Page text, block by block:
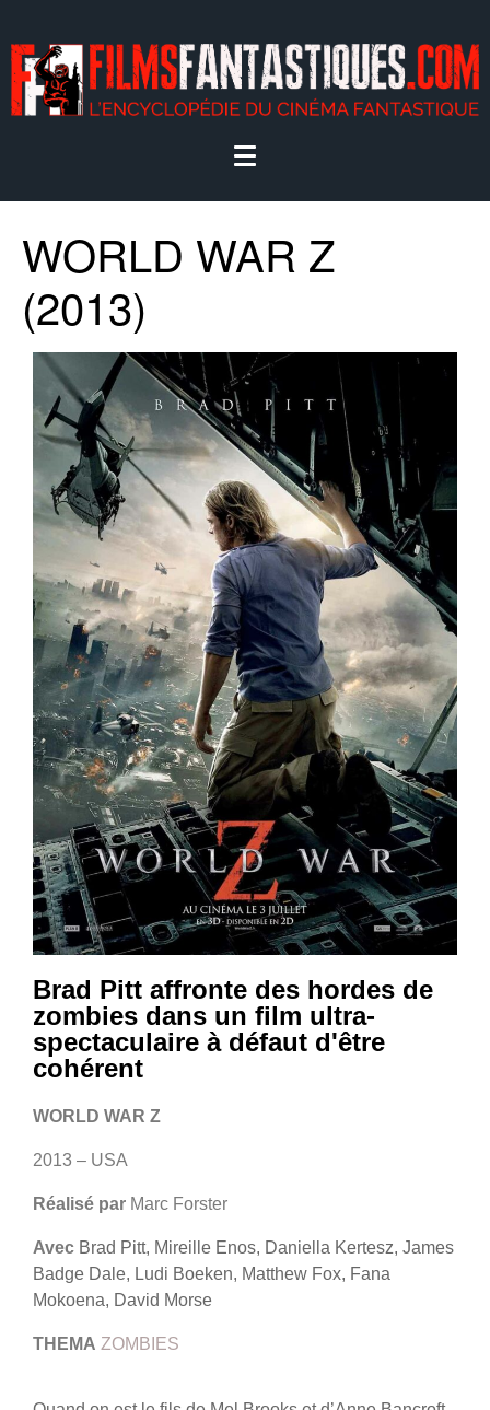
WORLD WAR Z
(2013)
Brad Pitt affronte des hordes de
zombies dans un film ultra-
spectaculaire à défaut d'être
cohérent
WORLD WAR Z
2013 – USA
Réalisé par Marc Forster
Avec Brad Pitt, Mireille Enos, Daniella Kertesz, James
Badge Dale, Ludi Boeken, Matthew Fox, Fana
Mokoena, David Morse
THEMA ZOMBIES